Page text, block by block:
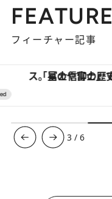
FEATURE
フィーチャー記事
3 /6